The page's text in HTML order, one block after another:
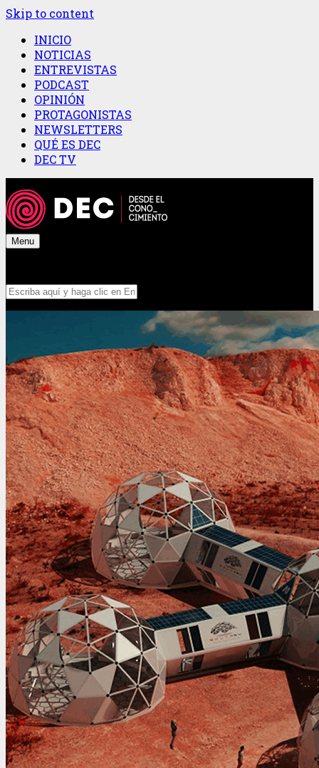
Skip to content
INICIO
NOTICIAS
ENTREVISTAS
PODCAST
OPINIÓN
PROTAGONISTAS
NEWSLETTERS
QUÉ ES DEC
DEC TV
Menu